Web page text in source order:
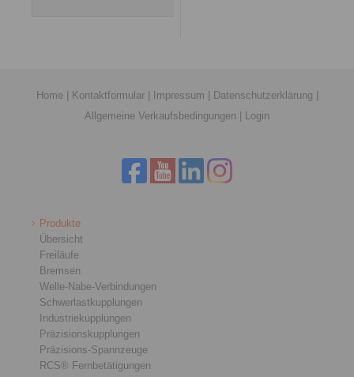
Home| Kontaktformular| Impressum | Datenschutzerklärung |
Allgemeine Verkaufsbedingungen | Login
Produkte
Übersicht
Freiläufe
Bremsen
Welle-Nabe-Verbindungen
Schwerlastkupplungen
Industriekupplungen
Präzisionskupplungen
Präzisions-Spannzeuge
RCS® Fernbetätigungen